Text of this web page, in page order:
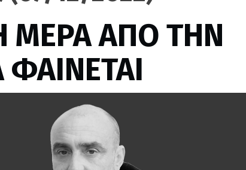
ΜΕΡΑ ΑΠΟ ΤΗΝ